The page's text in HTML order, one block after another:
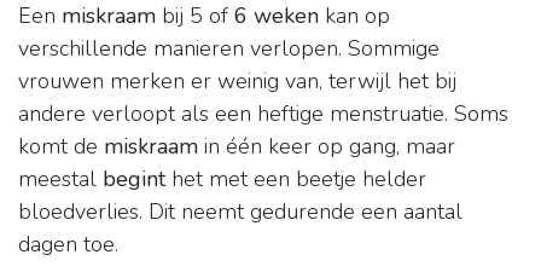
Een miskraam bij 5 of 6 weken kan op
verschillende manieren verlopen. Sommige
vrouwen merken er weinig van, terwijl het bij
andere verloopt als een heftige menstruatie. Soms
komt de miskraam in één keer op gang, maar
meestal beginthet met een beetje helder
bloedverlies. Dit neemt gedurende een aantal
dagen toe.